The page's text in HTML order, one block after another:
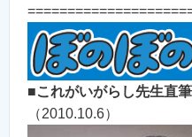
■これがいがらし先生直
（2010.10.6）